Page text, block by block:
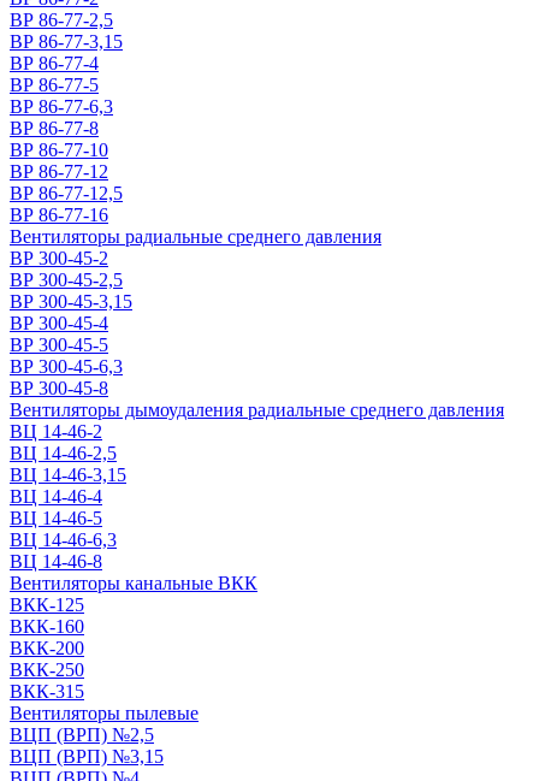
ВР 86-77-2,5
ВР 86-77-3,15
ВР 86-77-4
ВР 86-77-5
ВР 86-77-6,3
ВР 86-77-8
ВР 86-77-10
ВР 86-77-12
ВР 86-77-12,5
ВР 86-77-16
Вентиляторы радиальные среднего давления
ВР 300-45-2
ВР 300-45-2,5
ВР 300-45-3,15
ВР 300-45-4
ВР 300-45-5
ВР 300-45-6,3
ВР 300-45-8
Вентиляторы дымоудаления радиальные среднего давления
ВЦ 14-46-2
ВЦ 14-46-2,5
ВЦ 14-46-3,15
ВЦ 14-46-4
ВЦ 14-46-5
ВЦ 14-46-6,3
ВЦ 14-46-8
Вентиляторы канальные ВКК
ВКК-125
ВКК-160
ВКК-200
ВКК-250
ВКК-315
Вентиляторы пылевые
ВЦП (ВРП) №2,5
ВЦП (ВРП) №3,15